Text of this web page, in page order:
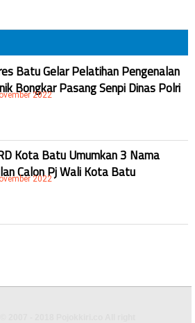
Batu Gelar Pelatihan Pengenalan
Bongkar Pasang Senpi Dinas Polri
2022
Kota Batu Umumkan 3 Nama
Calon Pj Wali Kota Batu
2022